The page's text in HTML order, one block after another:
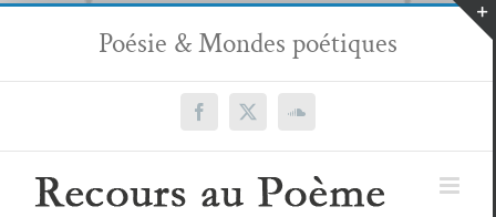
Passer
contenu
Poésie & Mondes poétiques
Facebook
X SoundCloud